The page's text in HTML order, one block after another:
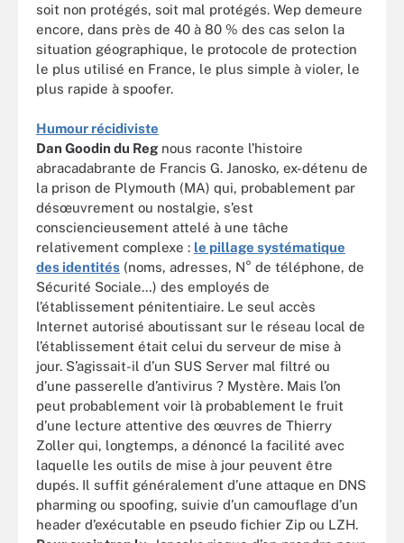
soit non protégés, soit mal protégés. Wep demeure
encore, dans près de 40 à 80 % des cas selon la
situation géographique, le protocole de protection
le plus utilisé en France, le plus simple à violer, le
plus rapide à spoofer.
Humour récidiviste
Dan Goodin du Reg nous raconte l’histoire
abracadabrante de Francis G. Janosko, ex-détenu de
la prison de Plymouth (MA) qui, probablement par
désœuvrement ou nostalgie, s’est
consciencieusement attelé à une tâche
relativement complexe : le pillage systématique
des identités (noms, adresses, N° de téléphone, de
Sécurité Sociale…) des employés de
l’établissement pénitentiaire. Le seul accès
Internet autorisé aboutissant sur le réseau local de
l’établissement était celui du serveur de mise à
jour. S’agissait-il d’un SUS Server mal filtré ou
d’une passerelle d’antivirus ? Mystère. Mais l’on
peut probablement voir là probablement le fruit
d’une lecture attentive des œuvres de Thierry
Zoller qui, longtemps, a dénoncé la facilité avec
laquelle les outils de mise à jour peuvent être
dupés. Il suffit généralement d’une attaque en DNS
pharming ou spoofing, suivie d’un camouflage d’un
header d’exécutable en pseudo fichier Zip ou LZH.